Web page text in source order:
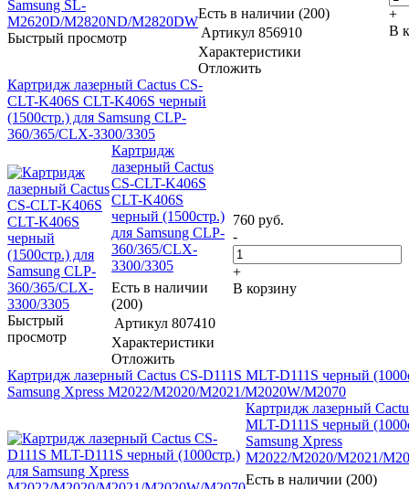
Быстрый просмотр
Есть в наличии (200)
Артикул 856910
Характеристики
Отложить
+
В
Картридж лазерный Cactus CS-
CLT-K406S CLT-K406S черный
(1500стр.) для Samsung CLP-
360/365/CLX-3300/3305
Быстрый
просмотр
Картридж
лазерный Cactus
CS-CLT-K406S
CLT-K406S
черный (1500стр.)
для Samsung CLP-
360/365/CLX-
3300/3305
Есть в наличии
(200)
Артикул 807410
Характеристики
Отложить
760 руб.
-
+
В корзину
Картридж лазерный Cactus CS-D111S MLT-D111S черный
Samsung Xpress M2022/M2020/M2021/M2020W/M2070
Картридж лазерный
MLT-D111S черный
Samsung Xpress
M2022/M2020/M2021/
Есть в наличии (200)